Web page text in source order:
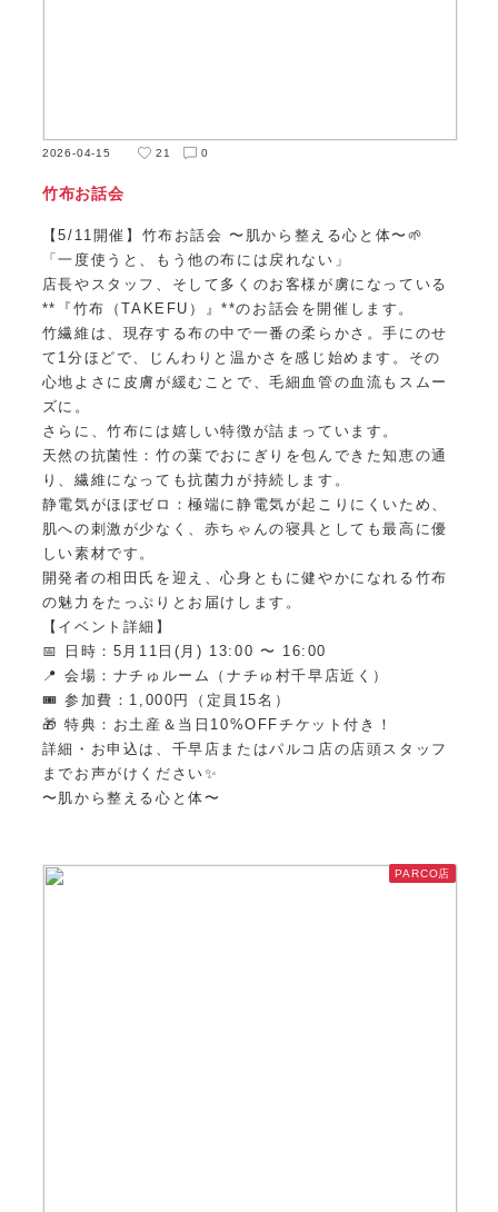
2026-04-15 21 0
竹布お話会
【5/11開催】竹布お話会 〜肌から整える心と体〜🌱
「一度使うと、もう他の布には戻れない」
店長やスタッフ、そして多くのお客様が虜になっている
**『竹布（TAKEFU）』**のお話会を開催します。
竹繊維は、現存する布の中で一番の柔らかさ。手にのせ
て1分ほどで、じんわりと温かさを感じ始めます。その
心地よさに皮膚が緩むことで、毛細血管の血流もスムー
ズに。
さらに、竹布には嬉しい特徴が詰まっています。
天然の抗菌性：竹の葉でおにぎりを包んできた知恵の通
り、繊維になっても抗菌力が持続します。
静電気がほぼゼロ：極端に静電気が起こりにくいため、
肌への刺激が少なく、赤ちゃんの寝具としても最高に優
しい素材です。
開発者の相田氏を迎え、心身ともに健やかになれる竹布
の魅力をたっぷりとお届けします。
【イベント詳細】
📅 日時：5月11日(月) 13:00 〜 16:00
📍 会場：ナチゅルーム（ナチゅ村千早店近く）
🎟️ 参加費：1,000円（定員15名）
🎁 特典：お土産＆当日10%OFFチケット付き！
詳細・お申込は、千早店またはパルコ店の店頭スタッフ
までお声がけください✨
〜肌から整える心と体〜
PARCO店